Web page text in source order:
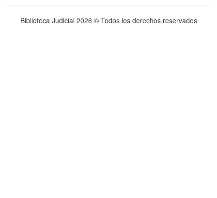
Biblioteca Judicial 2026 © Todos los derechos reservados